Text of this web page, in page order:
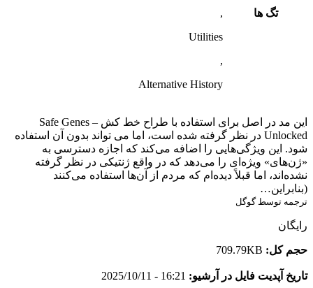
تگ ها
,
Utilities
,
Alternative History
این مد در اصل برای استفاده با طراح خط کش – Safe Genes
Unlocked در نظر گرفته شده است، اما می تواند بدون آن استفاده
شود. این ویژگی‌هایی را اضافه می‌کند که اجازه دسترسی به
«ژن‌های» ویژه‌ای را می‌دهد که در واقع ژنتیکی در نظر گرفته
نشده‌اند، اما قبلاً دیده‌ام که مردم از آن‌ها استفاده می‌کنند
(بنابراین…
ترجمه توسط گوگل
رایگان
حجم کل: 709.79KB
تاریخ آپدیت فایل در آرشیو: 16:21 - 2025/10/11